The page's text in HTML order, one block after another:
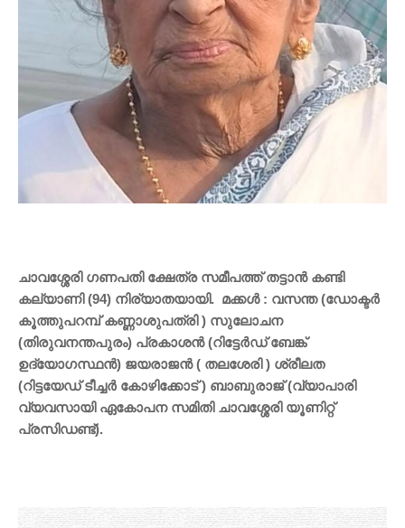
ചാവശ്ശേരി ഗണപതി ക്ഷേത്ര സമീപത്ത് തട്ടാൻ കണ്ടി
കല്യാണി (94) നിര്യാതയായി. മക്കൾ : വസന്ത (ഡോക്ടർ
കൂത്തുപറമ്പ് കണ്ണാശുപത്രി ) സുലോചന
(തിരുവനന്തപുരം) പ്രകാശൻ (റിട്ടേർഡ് ബേങ്ക്
ഉദ്യോഗസ്ഥൻ) ജയരാജൻ ( തലശേരി ) ശ്രീലത
(റിട്ടയേഡ് ടീച്ചർ കോഴിക്കോട് ) ബാബുരാജ് (വ്യാപാരി
വ്യവസായി ഏകോപന സമിതി ചാവശ്ശേരി യൂണിറ്റ്
പ്രസിഡണ്ട്).